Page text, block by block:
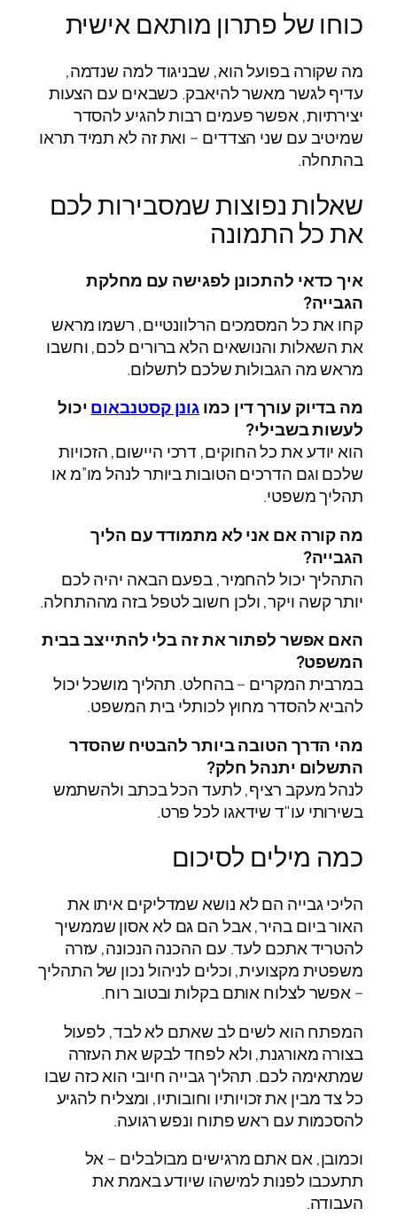
כוחו של פתרון מותאם אישית
מה שקורה בפועל הוא, שבניגוד למה שנדמה,
עדיף לגשר מאשר להיאבק. כשבאים עם הצעות
יצירתיות, אפשר פעמים רבות להגיע להסדר
שמיטיב עם שני הצדדים – ואת זה לא תמיד תראו
בהתחלה.
שאלות נפוצות שמסבירות לכם
את כל התמונה
איך כדאי להתכונן לפגישה עם מחלקת
הגבייה?
קחו את כל המסמכים הרלוונטיים, רשמו מראש
את השאלות והנושאים הלא ברורים לכם, וחשבו
מראש מה הגבולות שלכם לתשלום.
מה בדיוק עורך דין כמוגונן קסטנבאוםיכול
לעשות בשבילי?
הוא יודע את כל החוקים, דרכי היישום, הזכויות
שלכם וגם הדרכים הטובות ביותר לנהל מו”מ או
תהליך משפטי.
מה קורה אם אני לא מתמודד עם הליך
הגבייה?
התהליך יכול להחמיר, בפעם הבאה יהיה לכם
יותר קשה ויקר, ולכן חשוב לטפל בזה מההתחלה.
האם אפשר לפתור את זה בלי להתייצב בבית
המשפט?
במרבית המקרים – בהחלט. תהליך מושכל יכול
להביא להסדר מחוץ לכותלי בית המשפט.
מהי הדרך הטובה ביותר להבטיח שהסדר
התשלום יתנהל חלק?
לנהל מעקב רציף, לתעד הכל בכתב ולהשתמש
בשירותי עו"ד שידאגו לכל פרט.
כמה מילים לסיכום
הליכי גבייה הם לא נושא שמדליקים איתו את
האור ביום בהיר, אבל הם גם לא אסון שממשיך
להטריד אתכם לעד. עם ההכנה הנכונה, עזרה
משפטית מקצועית, וכלים לניהול נכון של התהליך
– אפשר לצלוח אותם בקלות ובטוב רוח.
המפתח הוא לשים לב שאתם לא לבד, לפעול
בצורה מאורגנת, ולא לפחד לבקש את העזרה
שמתאימה לכם. תהליך גבייה חיובי הוא כזה שבו
כל צד מבין את זכויותיו וחובותיו, ומצליח להגיע
להסכמות עם ראש פתוח ונפש רגועה.
וכמובן, אם אתם מרגישים מבולבלים – אל
תתעכבו לפנות למישהו שיודע באמת את
העבודה.